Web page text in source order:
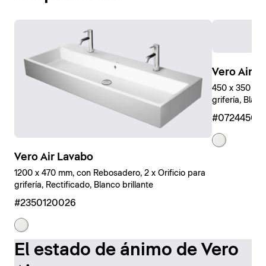
Vero Air Lavabo
1200 x 470 mm, con Rebosadero, 2 x Orificio para
grifería, Rectificado, Blanco brillante
#2350120026
Vero Air
450 x 350
grifería,
El estado de ánimo de Vero